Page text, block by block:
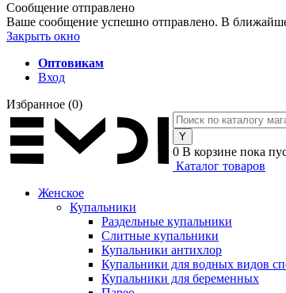
Сообщение отправлено
Ваше сообщение успешно отправлено. В
Закрыть окно
Оптовикам
Вход
Избранное (0)
0 В корзине пока
Каталог товаров
Женское
Купальники
Раздельные купальники
Слитные купальники
Купальники антихлор
Купальники для водных видов
Купальники для беременных